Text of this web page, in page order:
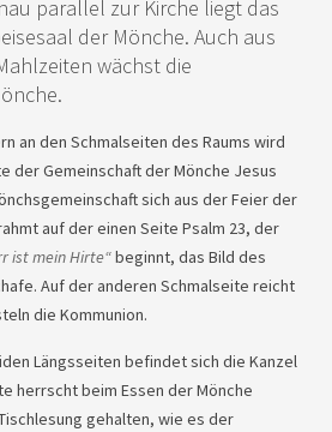
parallel zur Kirche liegt das
der Mönche. Auch aus
wächst die
an den Schmalseiten des Raums wird
der Gemeinschaft der Mönche Jesus
sich aus der Feier der
auf der einen Seite Psalm 23, der
ist mein Hirte“beginnt, das Bild des
Auf der anderen Schmalseite reicht
die Kommunion.
Längsseiten befindet sich die Kanzel
herrscht beim Essen der Mönche
gehalten, wie es der